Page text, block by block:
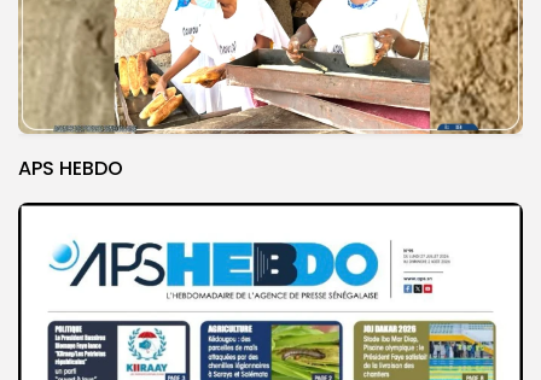
APS HEBDO